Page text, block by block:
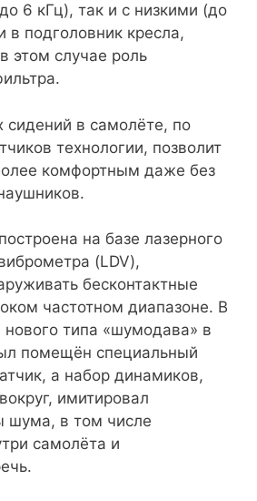
6 кГц), так и с низкими (до
в подголовник кресла,
этом случае роль
сидений в самолёте, по
технологии, позволит
комфортным даже без
на базе лазерного
(LDV),
бесконтактные
частотном диапазоне. В
типа «шумодава» в
помещён специальный
а набор динамиков,
имитировал
шума, в том числе
самолёта и